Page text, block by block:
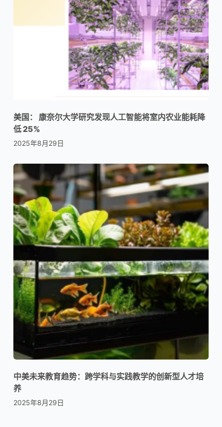
美国： 康奈尔大学研究发现人工智能将室内农业能耗降
低 25%
2025年8月29日
中美未来教育趋势：跨学科与实践教学的创新型人才培
养
2025年8月29日